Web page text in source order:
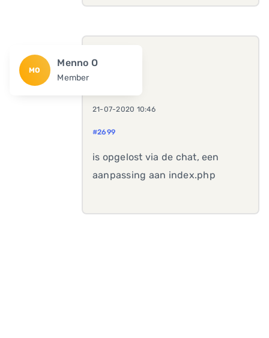
MO
Menno O
Member
21-07-2020 10:46
#2699
is opgelost via de chat, een
aanpassing aan index.php